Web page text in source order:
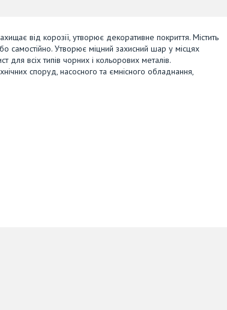
від корозії, утворює декоративне покриття. Містить
самостійно. Утворює міцний захисний шар у місцях
для всіх типів чорних і кольорових металів.
споруд, насосного та ємнісного обладнання,